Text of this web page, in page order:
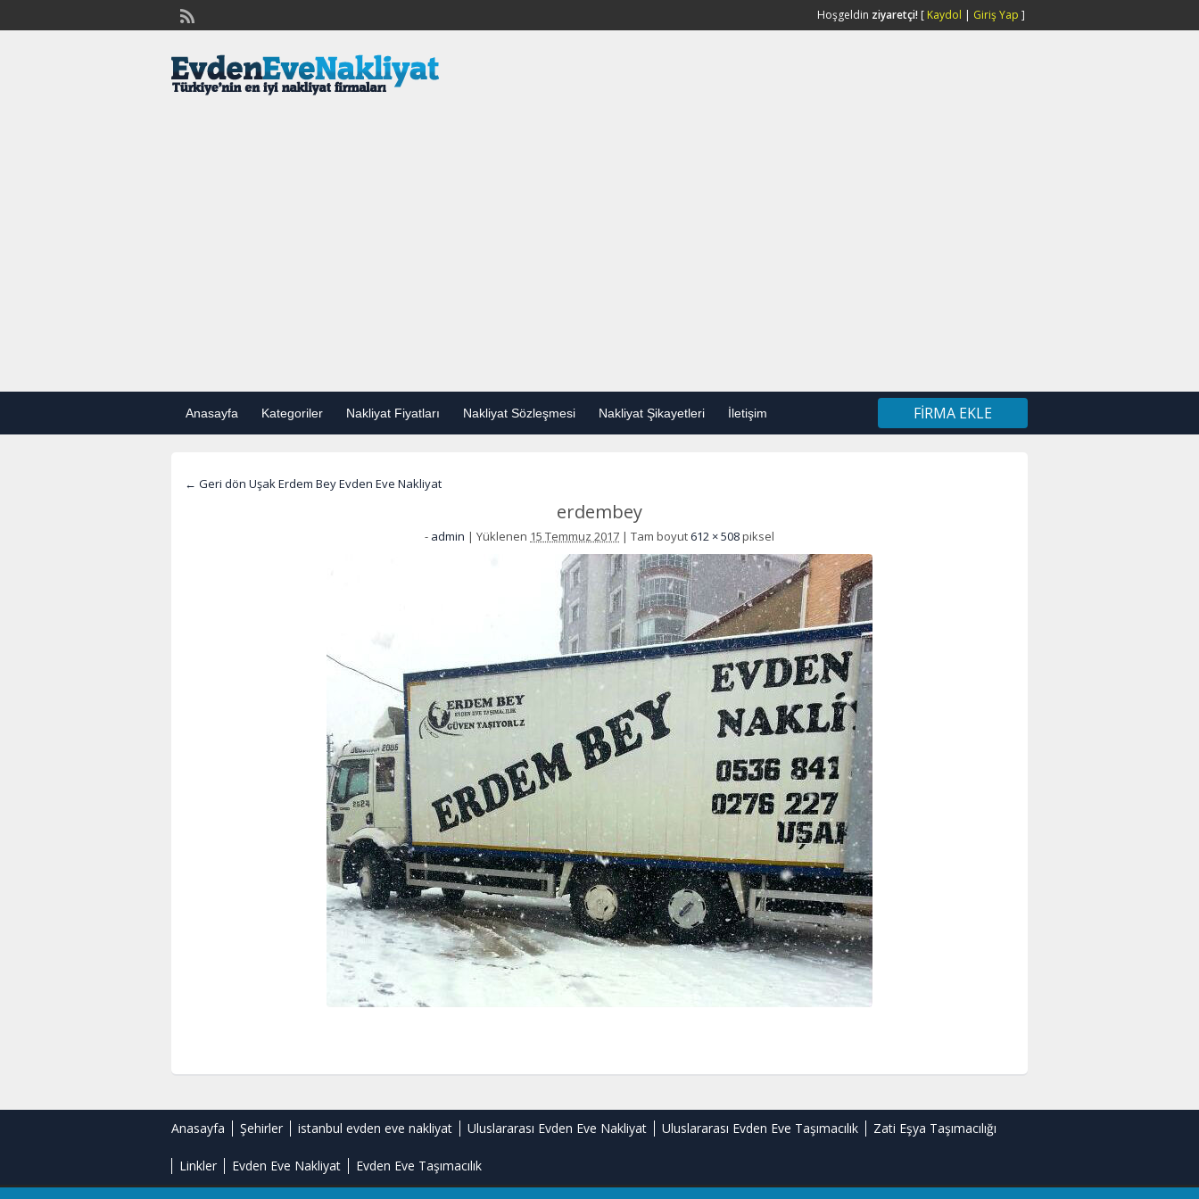
Hoşgeldin ziyaretçi! [ Kaydol | Giriş Yap ]
Anasayfa Kategoriler Nakliyat Fiyatları Nakliyat Sözleşmesi Nakliyat Şikayetleri İletişim FIRMA EKLE
← Geri dön Uşak Erdem Bey Evden Eve Nakliyat
erdembey
- admin | Yüklenen 15 Temmuz 2017 | Tam boyut 612 × 508piksel
Anasayfa Şehirler istanbul evden eve nakliyat Uluslararası Evden Eve Nakliyat Uluslararası Evden Eve Taşımacılık Zati Eşya Taşımacılığı
Linkler Evden Eve Nakliyat Evden Eve Taşımacılık